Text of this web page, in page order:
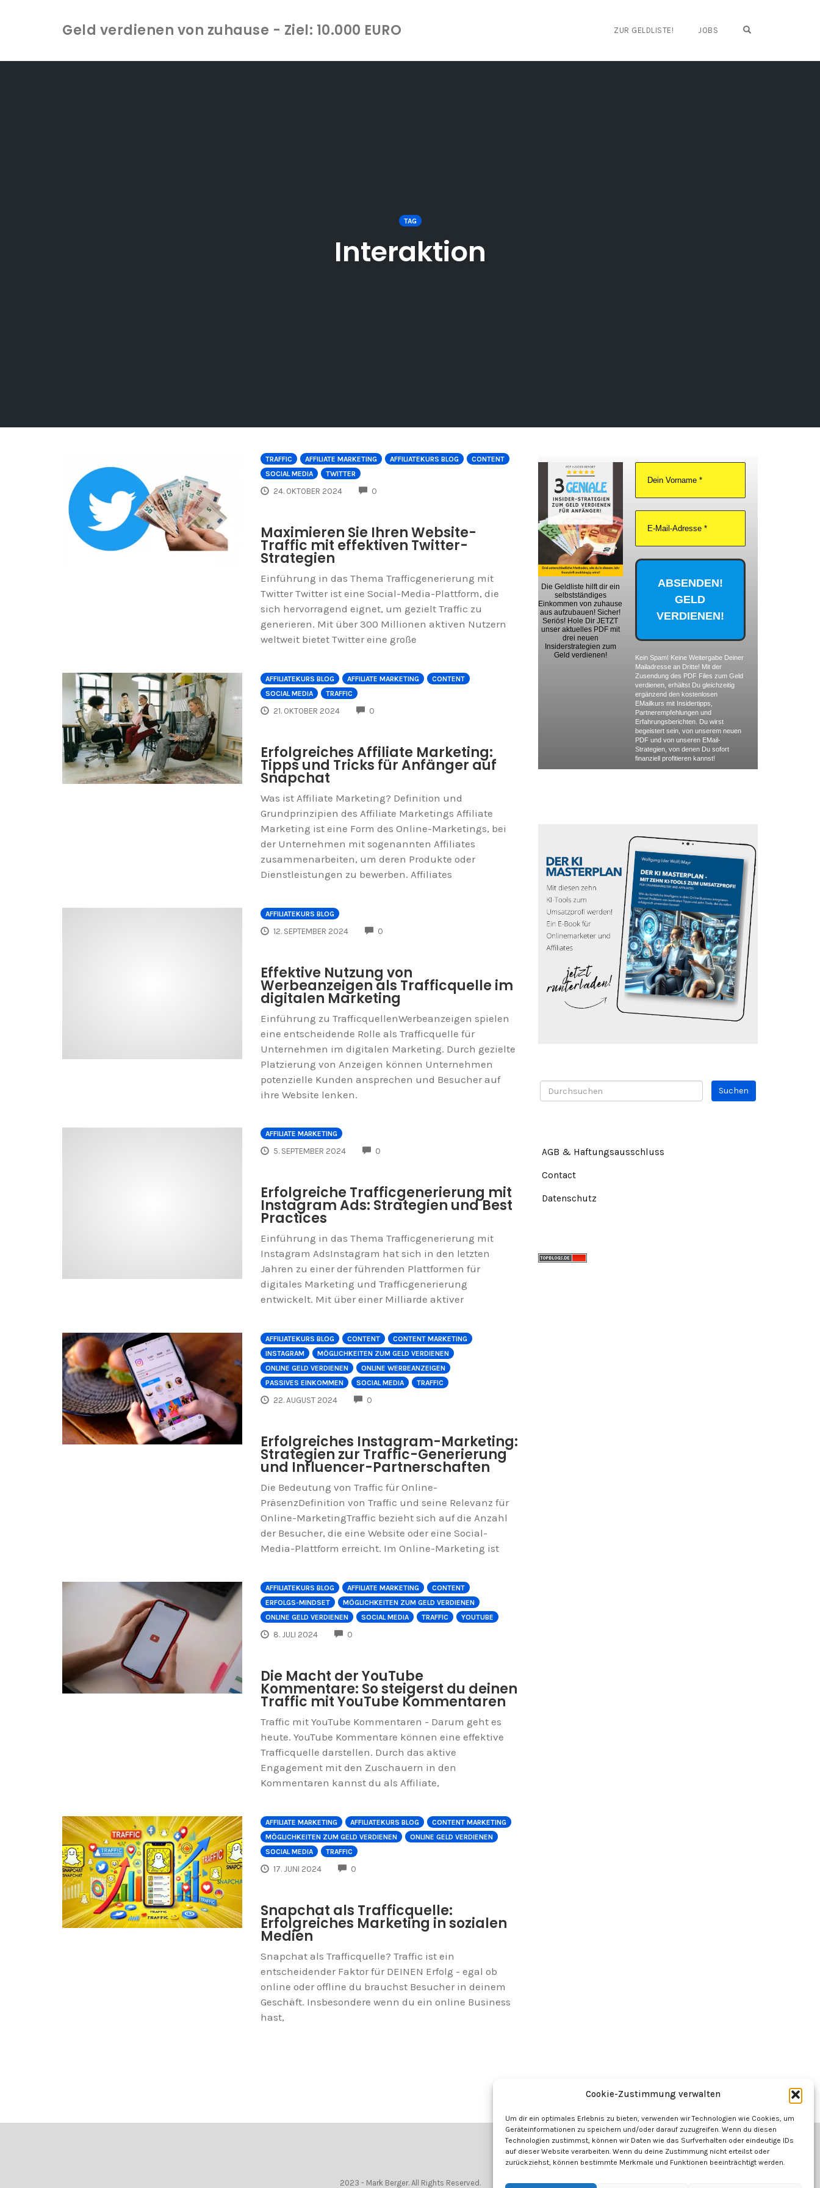
Cookie-Zustimmung verwalten
Um dir ein optimales Erlebnis zu bieten, verwenden wir Technologien wie Cookies, um
Geräteinformationen zu speichern und/oder darauf zuzugreifen. Wenn du diesen
Technologien zustimmst, können wir Daten wie das Surfverhalten oder eindeutige IDs
auf dieser Website verarbeiten. Wenn du deine Zustimmung nicht erteilst oder
zurückziehst, können bestimmte Merkmale und Funktionen beeinträchtigt werden.
Geld verdienen von zuhause - Ziel: 10.000 EURO ZUR GELDLISTE! JOBS
TAG
Interaktion
TRAFFIC AFFILIATE MARKETING AFFILIATEKURS BLOG
CONTENT
SOCIAL MEDIA
TWITTER
24. OKTOBER 2024 0COMMENTS
Maximieren Sie Ihren Website-
Traffic mit effektiven Twitter-
Strategien
Einführung in das Thema Trafficgenerierung mit
Twitter Twitter ist eine Social-Media-Plattform, die
sich hervorragend eignet, um gezielt Traffic zu
generieren. Mit über 300 Millionen aktiven Nutzern
weltweit bietet Twitter eine große
AFFILIATEKURS BLOG AFFILIATE MARKETING
CONTENT
SOCIAL MEDIA
TRAFFIC
21. OKTOBER 2024 0COMMENTS
Erfolgreiches Affiliate Marketing:
Tipps und Tricks für Anfänger auf
Snapchat
Was ist Affiliate Marketing? Definition und
Grundprinzipien des Affiliate Marketings Affiliate
Marketing ist eine Form des Online-Marketings, bei
der Unternehmen mit sogenannten Affiliates
zusammenarbeiten, um deren Produkte oder
Dienstleistungen zu bewerben. Affiliates
AFFILIATEKURS BLOG
12. SEPTEMBER 2024 0COMMENTS
Effektive Nutzung von
Werbeanzeigen als Trafficquelle im
digitalen Marketing
Einführung zu TrafficquellenWerbeanzeigen spielen
eine entscheidende Rolle als Trafficquelle für
Unternehmen im digitalen Marketing. Durch gezielte
Platzierung von Anzeigen können Unternehmen
potenzielle Kunden ansprechen und Besucher auf
ihre Website lenken.
AFFILIATE MARKETING
5. SEPTEMBER 2024 0COMMENTS
Erfolgreiche Trafficgenerierung mit
Instagram Ads: Strategien und Best
Practices
Einführung in das Thema Trafficgenerierung mit
Instagram AdsInstagram hat sich in den letzten
Jahren zu einer der führenden Plattformen für
digitales Marketing und Trafficgenerierung
entwickelt. Mit über einer Milliarde aktiver
AFFILIATEKURS BLOG CONTENT
CONTENT MARKETING
INSTAGRAM
MÖGLICHKEITEN ZUM GELD VERDIENEN
ONLINE GELD VERDIENEN
ONLINE WERBEANZEIGEN
PASSIVES EINKOMMEN
SOCIAL MEDIA TRAFFIC
22. AUGUST 2024 0COMMENTS
Erfolgreiches Instagram-Marketing:
Strategien zur Traffic-Generierung
und Influencer-Partnerschaften
Die Bedeutung von Traffic für Online-
PräsenzDefinition von Traffic und seine Relevanz für
Online-MarketingTraffic bezieht sich auf die Anzahl
der Besucher, die eine Website oder eine Social-
Media-Plattform erreicht. Im Online-Marketing ist
AFFILIATEKURS BLOG AFFILIATE MARKETING
CONTENT
ERFOLGS-MINDSET
MÖGLICHKEITEN ZUM GELD VERDIENEN
ONLINE GELD VERDIENEN
SOCIAL MEDIA TRAFFIC YOUTUBE
8. JULI 2024 0COMMENTS
Die Macht der YouTube
Kommentare: So steigerst du deinen
Traffic mit YouTube Kommentaren
Traffic mit YouTube Kommentaren - Darum geht es
heute. YouTube Kommentare können eine effektive
Trafficquelle darstellen. Durch das aktive
Engagement mit den Zuschauern in den
Kommentaren kannst du als Affiliate,
AFFILIATE MARKETING AFFILIATEKURS BLOG
CONTENT MARKETING
MÖGLICHKEITEN ZUM GELD VERDIENEN
ONLINE GELD VERDIENEN
SOCIAL MEDIA
TRAFFIC
17. JUNI 2024 0COMMENTS
Snapchat als Trafficquelle:
Erfolgreiches Marketing in sozialen
Medien
Snapchat als Trafficquelle? Traffic ist ein
entscheidender Faktor für DEINEN Erfolg - egal ob
online oder offline du brauchst Besucher in deinem
Geschäft. Insbesondere wenn du ein online Business
hast,
Die Geldliste hilft dir ein
selbstständiges
Einkommen von zuhause
aus aufzubauen! Sicher!
Seriös! Hole Dir JETZT
unser aktuelles PDF mit
drei neuen
Insiderstrategien zum
Geld verdienen!
Kein Spam! Keine Weitergabe Deiner
Mailadresse an Dritte! Mit der
Zusendung des PDF Files zum Geld
verdienen, erhältst Du gleichzeitig
ergänzend den kostenlosen
EMailkurs mit Insidertipps,
Partnerempfehlungen und
Erfahrungsberichten. Du wirst
begeistert sein, von unserem neuen
PDF und von unseren EMail-
Strategien, von denen Du sofort
finanziell profitieren kannst!
AGB & Haftungsausschluss
Contact
Datenschutz
2023 - Mark Berger. All Rights Reserved.